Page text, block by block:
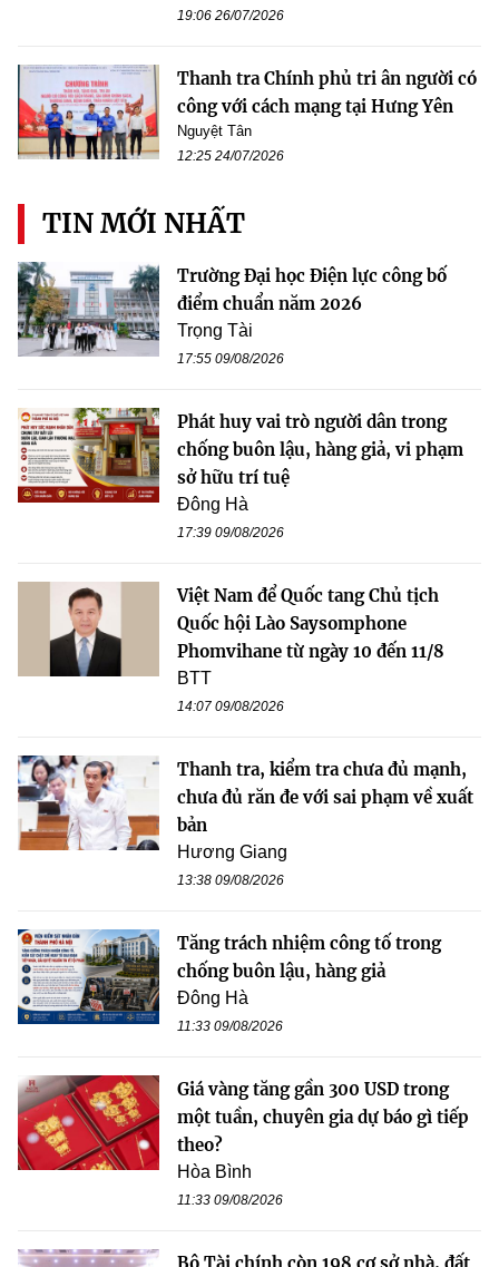
19:06 26/07/2026
Thanh tra Chính phủ tri ân người có
công với cách mạng tại Hưng Yên
Nguyệt Tân
12:25 24/07/2026
TIN MỚI NHẤT
Trường Đại học Điện lực công bố
điểm chuẩn năm 2026
Trọng Tài
17:55 09/08/2026
Phát huy vai trò người dân trong
chống buôn lậu, hàng giả, vi phạm
sở hữu trí tuệ
Đông Hà
17:39 09/08/2026
Việt Nam để Quốc tang Chủ tịch
Quốc hội Lào Saysomphone
Phomvihane từ ngày 10 đến 11/8
BTT
14:07 09/08/2026
Thanh tra, kiểm tra chưa đủ mạnh,
chưa đủ răn đe với sai phạm về xuất
bản
Hương Giang
13:38 09/08/2026
Tăng trách nhiệm công tố trong
chống buôn lậu, hàng giả
Đông Hà
11:33 09/08/2026
Giá vàng tăng gần 300 USD trong
một tuần, chuyên gia dự báo gì tiếp
theo?
Hòa Bình
11:33 09/08/2026